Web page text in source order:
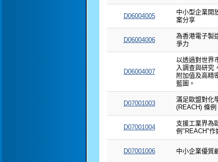
D06004005
中小型企業開
案分享
D06004006
為香港電子製
爭力
D06004007
以透過對世界
入調查與研究
附加值及高精
藍圖。
D07001003
滿足歐盟對化
(REACH) 條
D07001004
支援工業界為
例"REACH"作
D07001006 中小企業優質